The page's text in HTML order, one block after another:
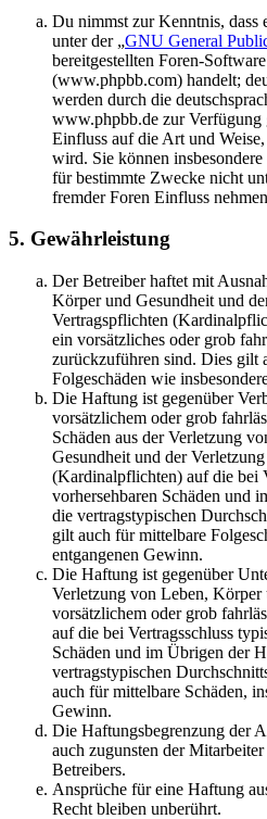
Du nimmst zur Kenntnis, dass
unter der „GNU General
bereitgestellten Foren-
(www.phpbb.com) handelt;
werden durch die
www.phpbb.de zur Verfügung
Einfluss auf die Art und
wird. Sie können
für bestimmte Zwecke nicht
fremder Foren Einfluss
5. Gewährleistung
Der Betreiber haftet mit
Körper und Gesundheit und
Vertragspflichten
ein vorsätzliches oder grob
zurückzuführen sind. Dies gilt
Folgeschäden wie
Die Haftung ist gegenüber
vorsätzlichem oder grob
Schäden aus der Verletzung
Gesundheit und der
(Kardinalpflichten) auf die bei
vorhersehbaren Schäden und
die vertragstypischen
gilt auch für mittelbare
entgangenen Gewinn.
Die Haftung ist gegenüber
Verletzung von Leben, Körper
vorsätzlichem oder grob
auf die bei Vertragsschluss
Schäden und im Übrigen der
vertragstypischen
auch für mittelbare Schäden,
Gewinn.
Die Haftungsbegrenzung der
auch zugunsten der
Betreibers.
Ansprüche für eine Haftung
Recht bleiben unberührt.